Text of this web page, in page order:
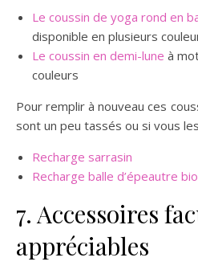
Le coussin de yoga rond en
disponible en plusieurs
Le coussin en demi-lune à
couleurs
Pour remplir à nouveau ces
sont un peu tassés ou si vous
Recharge sarrasin
Recharge balle d’épeautre bio
7. Accessoires
appréciables